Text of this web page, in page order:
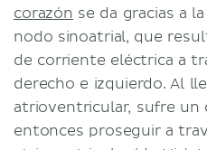
corazón se da gracias a
nodo sinoatrial, que
de corriente eléctrica a
derecho e izquierdo. Al
atrioventricular, sufre un
entonces proseguir a